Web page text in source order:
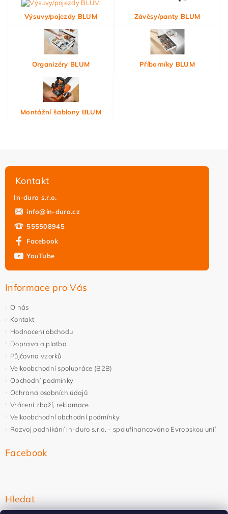
Výsuvy/pojezdy BLUM Závěsy/panty BLUM
Organizéry BLUM Příborníky BLUM
Montážní šablony BLUM
Kontakt
In-duro s.r.o.
info@in-duro.cz
555508945
Facebook
YouTube
Informace pro Vás
O nás
Kontakt
Hodnocení obchodu
Doprava a platba
Půjčovna vzorků
Velkoobchodní spolupráce (B2B)
Obchodní podmínky
Ochrana osobních údajů
Vrácení zboží, reklamace
Velkoobchodní obchodní podmínky
Rozvoj podnikání In-duro s.r.o. - spolufinancováno Evropskou unií
Facebook
Hledat